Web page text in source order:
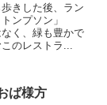
きした後、ラン
ンプソン」
く、緑も豊かで
のレストラ...
ば様方